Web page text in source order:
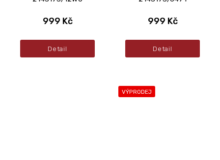
999 Kč
Detail
999 Kč
Detail
VÝPRODEJ